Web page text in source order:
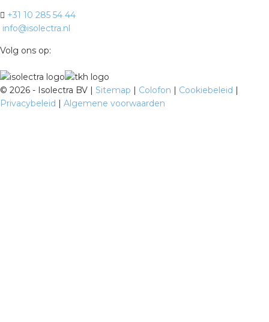
+31 10 285 54 44
info@isolectra.nl
Volg ons op:
© 2026 - Isolectra BV | Sitemap | Colofon | Cookiebeleid |
Privacybeleid | Algemene voorwaarden